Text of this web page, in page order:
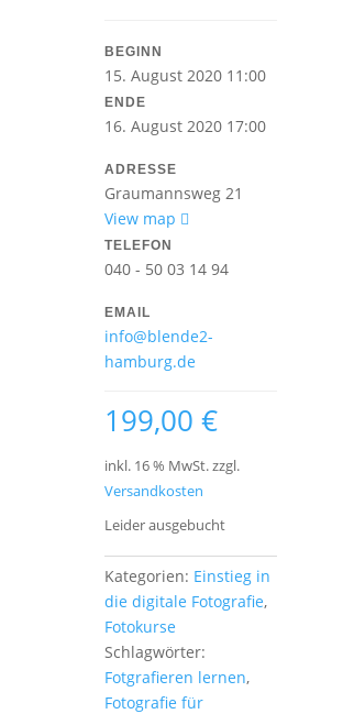
BEGINN
15. August 2020 11:00
ENDE
16. August 2020 17:00
ADRESSE
Graumannsweg 21
View map
TELEFON
040 - 50 03 14 94
EMAIL
info@blende2-
hamburg.de
199,00 €
inkl. 16 % MwSt. zzgl.
Versandkosten
Leider ausgebucht
Kategorien: Einstieg in
die digitale Fotografie,
Fotokurse
Schlagwörter:
Fotgrafieren lernen,
Fotografie für